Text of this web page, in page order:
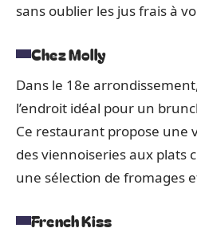
sans oublier les jus frais à
Chez Molly
Dans le 18e
l’endroit idéal pour un
Ce restaurant propose une
des viennoiseries aux plats
une sélection de fromages
French Kiss